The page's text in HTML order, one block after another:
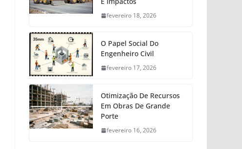
fevereiro 18, 2026
O Papel Social Do
Engenheiro Civil
fevereiro 17, 2026
Otimização De Recursos
Em Obras De Grande
Porte
fevereiro 16, 2026